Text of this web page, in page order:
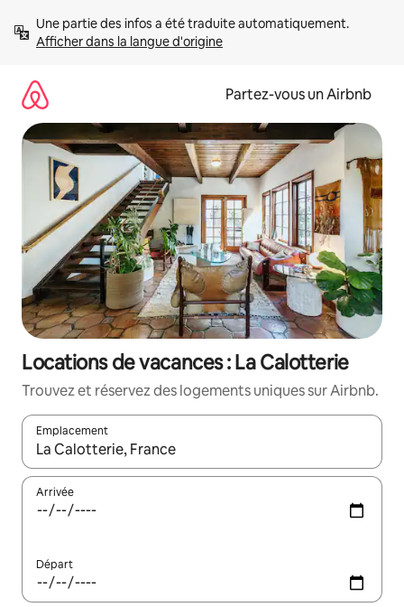
directement
Afficher dans la langue d'origine
Partez-vous un Airbnb
Locations de vacances : La Calotterie
Trouvez et réservez des logements uniques sur Airbnb.
Emplacement
Quand les résultats sont affichés, parcourez-les en utilisant
Arrivée
Départ